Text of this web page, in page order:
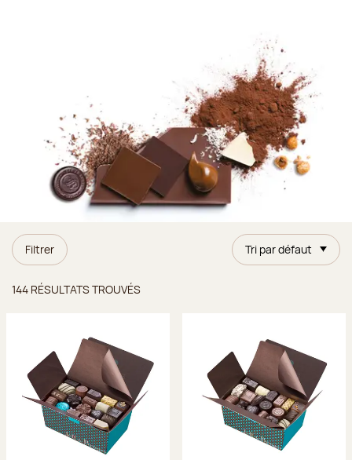
Filtrer Tri par défaut
144 RÉSULTATS TROUVÉS